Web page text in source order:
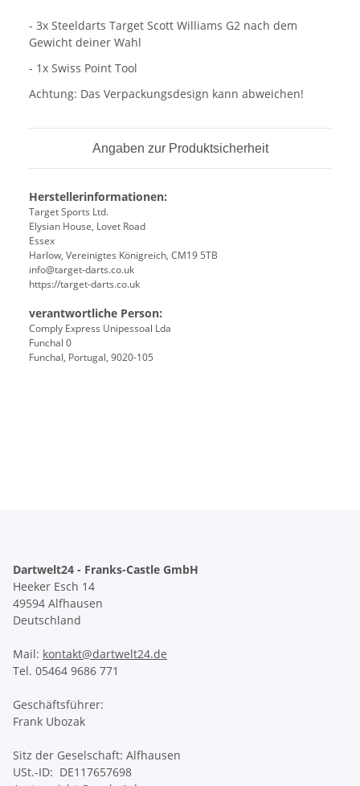
- 3x Steeldarts Target Scott Williams G2 nach dem
Gewicht deiner Wahl
- 1x Swiss Point Tool
Achtung: Das Verpackungsdesign kann abweichen!
Angaben zur Produktsicherheit
Herstellerinformationen:
Target Sports Ltd.
Elysian House, Lovet Road
Essex
Harlow, Vereinigtes Königreich, CM19 5TB
info@target-darts.co.uk
https://target-darts.co.uk
verantwortliche Person:
Comply Express Unipessoal Lda
Funchal 0
Funchal, Portugal, 9020-105
Dartwelt24 - Franks-Castle GmbH
Heeker Esch 14
49594 Alfhausen
Deutschland
Mail: kontakt@dartwelt24.de
Tel. 05464 9686 771
Geschäftsführer:
Frank Ubozak
Sitz der Geselschaft: Alfhausen
USt.-ID: DE117657698